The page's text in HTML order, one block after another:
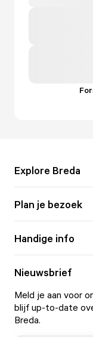
Explore Breda
Plan je bezoek
Handige info
Nieuwsbrief
Meld je aan voor
blijf up-to-date
Breda.